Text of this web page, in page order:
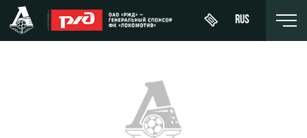
RUS
About